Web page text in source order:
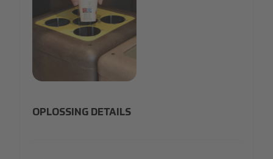
OPLOSSING DETAILS